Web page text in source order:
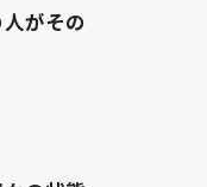
がその